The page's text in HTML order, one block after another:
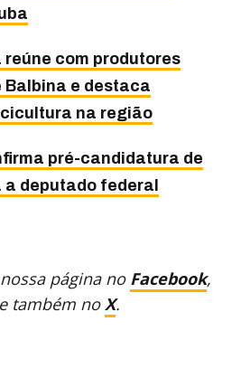
reúne com produtores
Balbina e destaca
na região
pré-candidatura de
a deputado federal
página no Facebook,
e também noX.